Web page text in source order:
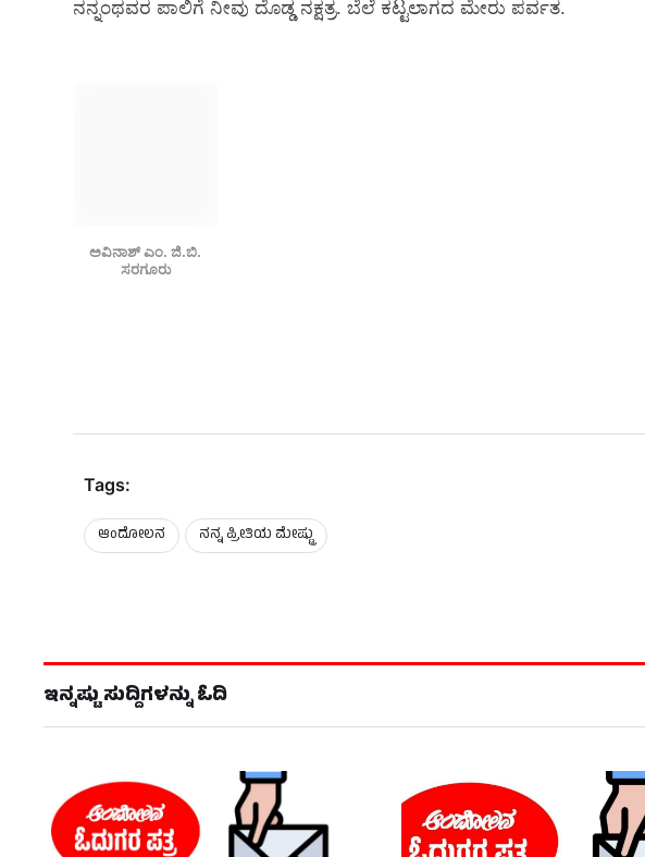
ನನ್ನಂಥವರ ಪಾಲಿಗೆ ನೀವು ದೊಡ್ಡ ನಕ್ಷತ್ರ. ಬೆಲೆ ಕಟ್ಟಲಾಗದ ಮೇರು ಪರ್ವತ.
ಅವಿನಾಶ್ ಎಂ. ಜಿ.ಬಿ.
ಸರಗೂರು
Tags:
ಆಂದೋಲನ ನನ್ನ ಪ್ರೀತಿಯ ಮೇಷ್ಟ್ರು
ಇನ್ನಷ್ಟು ಸುದ್ದಿಗಳನ್ನು ಓದಿ